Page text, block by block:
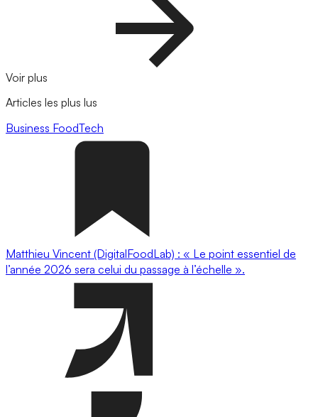
Voir plus
Articles les plus lus
Business FoodTech
Matthieu Vincent (DigitalFoodLab) : « Le point essentiel de
l’année 2026 sera celui du passage à l’échelle ».